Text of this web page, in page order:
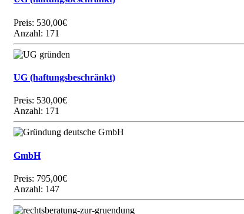
Preis: 530,00€
Anzahl: 171
UG (haftungsbeschränkt)
Preis: 530,00€
Anzahl: 171
GmbH
Preis: 795,00€
Anzahl: 147